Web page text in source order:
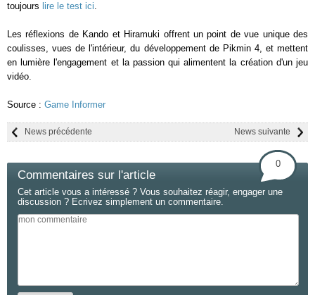
toujours lire le test ici.
Les réflexions de Kando et Hiramuki offrent un point de vue unique des
coulisses, vues de l'intérieur, du développement de Pikmin 4, et mettent
en lumière l'engagement et la passion qui alimentent la création d'un jeu
vidéo.
Source : Game Informer
News suivante
News précédente
Commentaires sur l'article
0
Cet article vous a intéressé ? Vous souhaitez réagir, engager une
discussion ? Ecrivez simplement un commentaire.